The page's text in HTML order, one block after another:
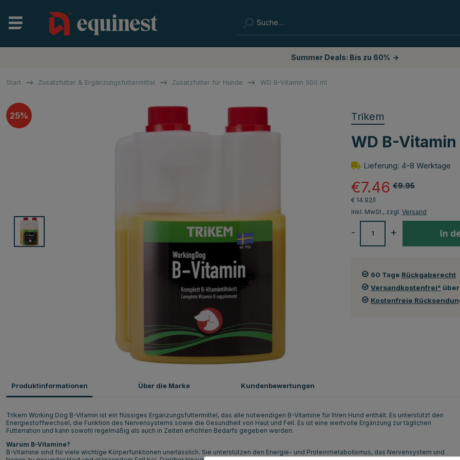
Summer Deals: Bis zu 60% →
Start Zusatzfutter & Ergänzungsfuttermittel Zusatzfutter für Hunde WD B-Vitamin 500 ml
25 Trikem
WD B-
Lieferung: 4-8 Werktage
€9.95
€7.46
€ 14.92/l
Inkl. MwSt., zzgl. Versand
+
- In
60 Tage Rückgaberecht
Versandkostenfrei* über
Kostenfreie
Produktinformationen
Trikem Working Dog B-Vitamin ist ein flüssiges Ergänzungsfuttermittel, das alle notwendigen B-Vitamine für Ihren Hund enthält. Es unterstützt den
Energiestoffwechsel, die Funktion des Nervensystems sowie die Gesundheit von Haut und Fell. Es ist eine wertvolle Ergänzung zur täglichen
Futterration und kann sowohl regelmäßig als auch in Zeiten erhöhten Bedarfs gegeben werden.
Warum B-Vitamine?
B-Vitamine sind für viele wichtige Körperfunktionen unerlässlich. Sie unterstützen den Energie- und Proteinmetabolismus, das Nervensystem und
Über die Marke Kundenbewertungen